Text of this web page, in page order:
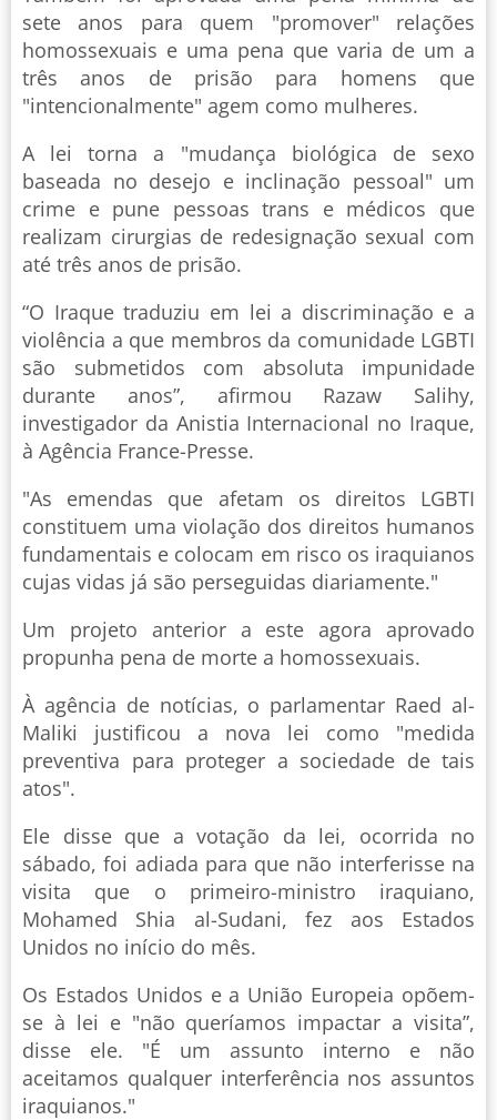
sete anos para quem "promover" relações
homossexuais e uma pena que varia de um a
três anos de prisão para homens que
"intencionalmente" agem como mulheres.
A lei torna a "mudança biológica de sexo
baseada no desejo e inclinação pessoal" um
crime e pune pessoas trans e médicos que
realizam cirurgias de redesignação sexual com
até três anos de prisão.
“O Iraque traduziu em lei a discriminação e a
violência a que membros da comunidade LGBTI
são submetidos com absoluta impunidade
durante anos”, afirmou Razaw Salihy,
investigador da Anistia Internacional no Iraque,
à Agência France-Presse.
"As emendas que afetam os direitos LGBTI
constituem uma violação dos direitos humanos
fundamentais e colocam em risco os iraquianos
cujas vidas já são perseguidas diariamente."
Um projeto anterior a este agora aprovado
propunha pena de morte a homossexuais.
À agência de notícias, o parlamentar Raed al-
Maliki justificou a nova lei como "medida
preventiva para proteger a sociedade de tais
atos".
Ele disse que a votação da lei, ocorrida no
sábado, foi adiada para que não interferisse na
visita que o primeiro-ministro iraquiano,
Mohamed Shia al-Sudani, fez aos Estados
Unidos no início do mês.
Os Estados Unidos e a União Europeia opõem-
se à lei e "não queríamos impactar a visita”,
disse ele. "É um assunto interno e não
aceitamos qualquer interferência nos assuntos
iraquianos."